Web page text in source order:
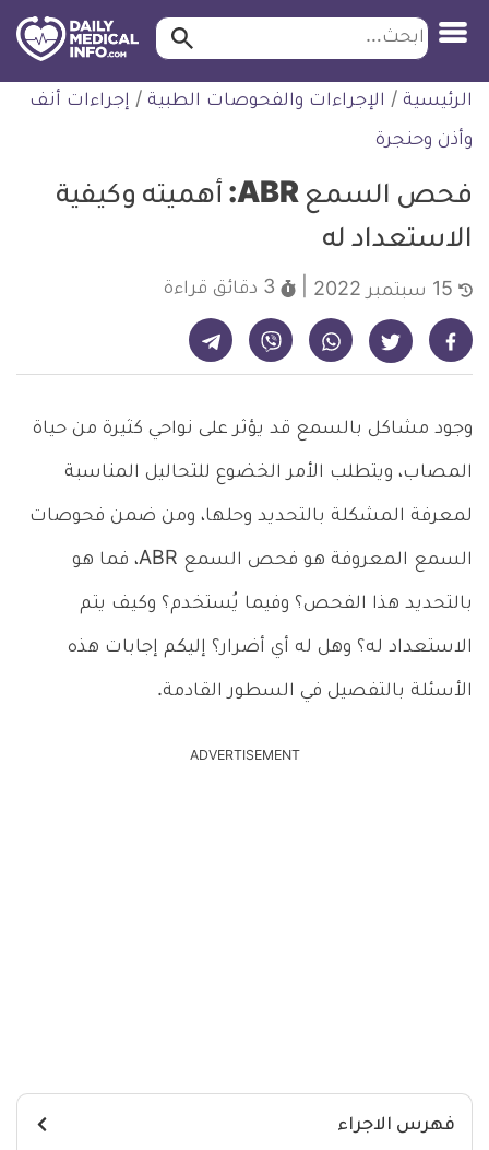
التخطي
للمحتوى
طبية
ابحث ابحث…
الرئيسية / الإجراءات والفحوصات الطبية / إجراءات أنف
وأذن وحنجرة
فحص السمع ABR: أهميته وكيفية
الاستعداد له
3 دقائق قراءة
شارك على فيسبوك - ديلي ميديكال انفو شارك على تويتر - ديلي ميديكال انفو شارك على واتساب - ديلي ميديكال انفو شارك على فايبر - ديلي ميديكال انفو شارك على تيليجرام - ديلي ميديكال انفو
وجود مشاكل بالسمع قد يؤثر على نواحي كثيرة من حياة
المصاب، ويتطلب الأمر الخضوع للتحاليل المناسبة
لمعرفة المشكلة بالتحديد وحلها، ومن ضمن فحوصات
السمع المعروفة هو فحص السمع ABR، فما هو
بالتحديد هذا الفحص؟ وفيما يُستخدم؟ وكيف يتم
الاستعداد له؟ وهل له أي أضرار؟ إليكم إجابات هذه
الأسئلة بالتفصيل في السطور القادمة.
ADVERTISEMENT
فهرس الاجراء